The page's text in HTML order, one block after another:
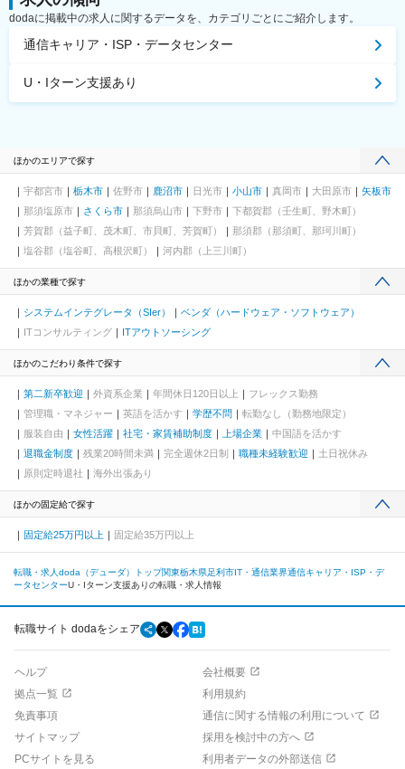
dodaに掲載中の求人に関するデータを、カテゴリごとにご紹介します。
通信キャリア・ISP・データセンター
U・Iターン支援あり
ほかのエリアで探す
宇都宮市 栃木市 佐野市 鹿沼市 日光市 小山市 真岡市 大田原市
矢板市
那須塩原市
さくら市 那須烏山市 下野市
下都賀郡（壬生町、野木町）
芳賀郡（益子町、茂木町、市貝町、芳賀町）
那須郡（那須町、那珂川町）
塩谷郡（塩谷町、高根沢町）
河内郡（上三川町）
ほかの業種で探す
システムインテグレータ（SIer）
ベンダ（ハードウェア・ソフトウェア）
ITコンサルティング
ITアウトソーシング
ほかのこだわり条件で探す
第二新卒歓迎 外資系企業 年間休日120日以上
フレックス勤務
管理職・マネジャー
英語を活かす 学歴不問
転勤なし（勤務地限定）
服装自由
女性活躍 社宅・家賃補助制度 上場企業
中国語を活かす
退職金制度
残業20時間未満 完全週休2日制 職種未経験歓迎
土日祝休み
原則定時退社
海外出張あり
ほかの固定給で探す
固定給25万円以上 固定給35万円以上
転職・求人doda（デューダ）トップ関東栃木県足利市IT・通信業界通信キャリア・ISP・デ
ータセンターU・Iターン支援ありの転職・求人情報
転職サイト dodaをシェア
ヘルプ
会社概要
拠点一覧
利用規約
免責事項
通信に関する情報の利用について
サイトマップ
採用を検討中の方へ
PCサイトを見る
利用者データの外部送信